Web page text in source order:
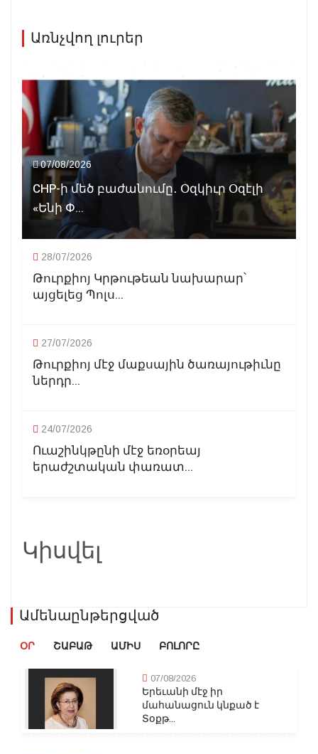
Առնչվող լուրեր
07/08/2026
CHP-ի մեծ բաժանումը․ Օզկիւր Օզէլի
«Ենի Փ...
28/07/2026
Թուրքիոյ Կրթութեան նախարար՝
այցելեց Պոլս...
27/07/2026
Թուրքիոյ մէջ մաքսային ծառայութիւնը
ներդր...
24/07/2026
Ուաշինկթընի մէջ եռօրեայ
երաժշտական փառատ...
Կիսվել
Ամենաընթերցված
ՕՐ ՇԱԲԱԹ ԱՄԻՍ ԲՈԼՈՐԸ
07/08/2026
Երեւանի մէջ իր
մահանացուն կնքած է
Տօքթ...